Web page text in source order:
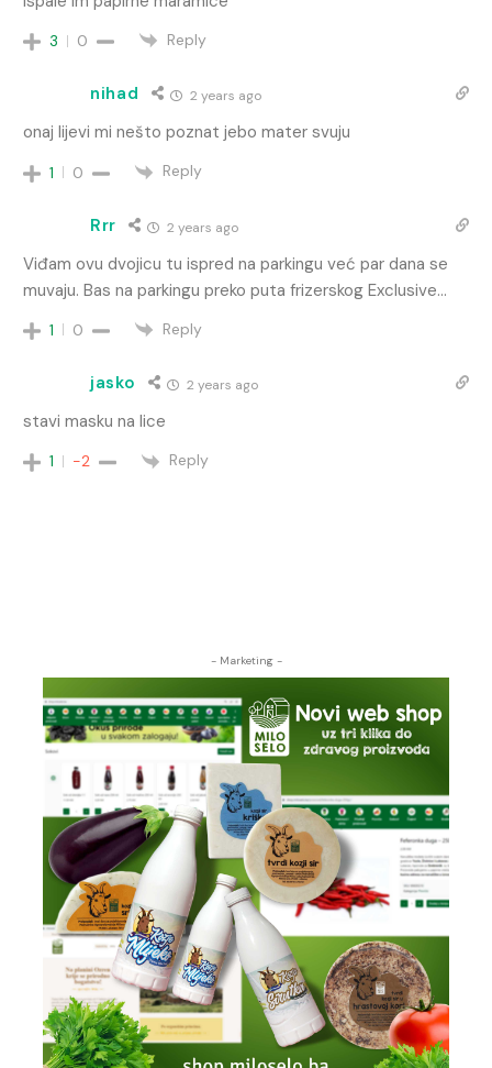
3 0 Reply
nihad 2 years ago
onaj lijevi mi nešto poznat jebo mater svuju
1 0 Reply
Rrr 2 years ago
Viđam ovu dvojicu tu ispred na parkingu već par dana se
muvaju. Bas na parkingu preko puta frizerskog Exclusive…
1 0 Reply
jasko 2 years ago
stavi masku na lice
1 -2 Reply
- Marketing -